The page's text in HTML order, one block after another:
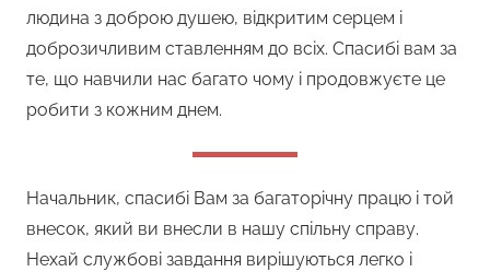
людина з доброю душею, відкритим серцем і
доброзичливим ставленням до всіх. Спасибі вам за
те, що навчили нас багато чому і продовжуєте це
робити з кожним днем.
Начальник, спасибі Вам за багаторічну працю і той
внесок, який ви внесли в нашу спільну справу.
Нехай службові завдання вирішуються легко і